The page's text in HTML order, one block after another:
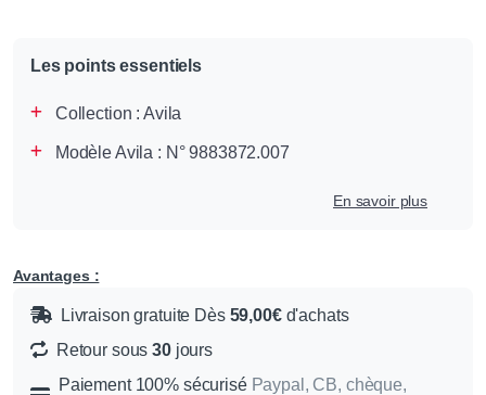
Les points essentiels
Collection : Avila
Modèle Avila : N° 9883872.007
En savoir plus
Avantages :
Livraison gratuite Dès 59,00€d'achats
Retour sous30jours
Paiement 100% sécurisé Paypal, CB, chèque,